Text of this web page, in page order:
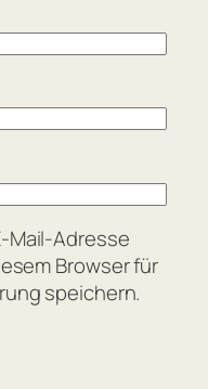
Mail-Adresse
Browser für
speichern.